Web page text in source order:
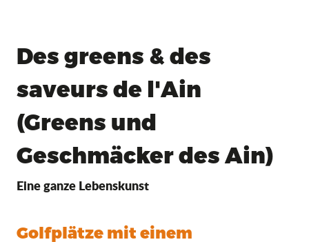
Des greens & des
saveurs de l'Ain
(Greens und
Geschmäcker des Ain)
Eine ganze Lebenskunst
Golfplätze mit einem